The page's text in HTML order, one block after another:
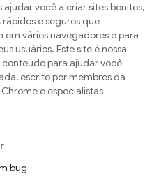
ajudar você a criar sites bonitos,
rápidos e seguros que
em vários navegadores e para
usuários. Este site é nossa
para ajudar você
escrito por membros da
e especialistas
bug